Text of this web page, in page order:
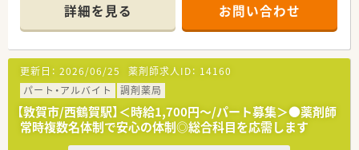
詳細を見る お問い合わせ
更新日： 2026/06/25 薬剤師求人ID： 14160
パート・アルバイト
調剤薬局
【敦賀市/西鶴賀駅】＜時給1,700円～/パート募集＞●薬剤師
常時複数名体制で安心の体制◎総合科目を応需します